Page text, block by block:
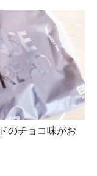
のチョコ味がお